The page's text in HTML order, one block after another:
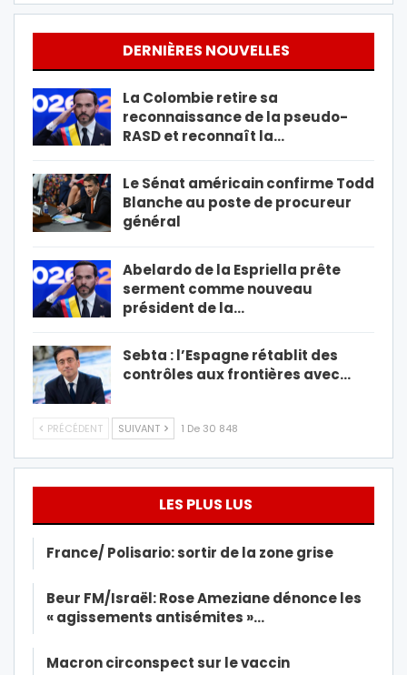
DERNIÈRES NOUVELLES
La Colombie retire sa
reconnaissance de la pseudo-
RASD et reconnaît la…
Le Sénat américain confirme Todd
Blanche au poste de procureur
général
Abelardo de la Espriella prête
serment comme nouveau
président de la…
Sebta : l’Espagne rétablit des
contrôles aux frontières avec…
PRÉCÉDENT SUIVANT 1 De 30 848
LES PLUS LUS
France/ Polisario: sortir de la zone grise
Beur FM/Israël: Rose Ameziane dénonce les
« agissements antisémites »…
Macron circonspect sur le vaccin